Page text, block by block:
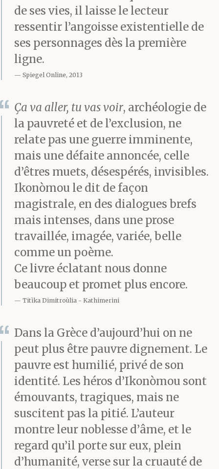
Avec cinquante euros on
fêtera Pâques.
de ses vies, il laisse le lecteur
ressentir l’angoisse existentielle de
ses personnages dès la première
ligne.
Spiegel Online, 2013
Ça va aller, tu vas voir, archéologie de
la pauvreté et de l’exclusion, ne
relate pas une guerre imminente,
mais une défaite annoncée, celle
d’êtres muets, désespérés, invisibles.
Ikonòmou le dit de façon
magistrale, en des dialogues brefs
mais intenses, dans une prose
travaillée, imagée, variée, belle
comme un poème.
Ce livre éclatant nous donne
beaucoup et promet plus encore.
Titìka Dimitroùlia Kathimerini
Dans la Grèce d’aujourd’hui on ne
peut plus être pauvre dignement. Le
pauvre est humilié, privé de son
identité. Les héros d’Ikonòmou sont
émouvants, tragiques, mais ne
suscitent pas la pitié. L’auteur
montre leur noblesse d’âme, et le
regard qu’il porte sur eux, plein
d’humanité, verse sur la cruauté de